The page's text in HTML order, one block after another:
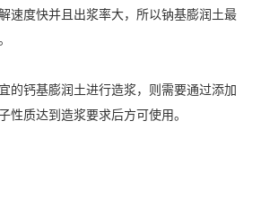
速度快并且出浆率大，所以钠基膨润土最
的钙基膨润土进行造浆，则需要通过添加
性质达到造浆要求后方可使用。